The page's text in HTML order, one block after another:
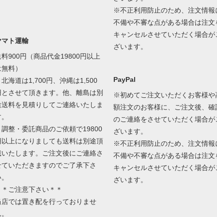
マト運輸
料900円（商品代金19800円以上
料）
北海道は1,700円、沖縄は1,500
とさせて頂きます。他、離島は別
送料を見積りしてご連絡いたしま
調整・委託商品のご依頼で19800
以上になりましても送料は別途頂
いたします。ご注文後にご連絡さ
ていただきますのでご了承下さ
ご注意下さい＊＊
店では置き配を行っておりませ
※不正利用防止のため、注文情報
不備や不審な点がある場合は注文
キャンセルさせていただく場合が
ざいます。
PayPal
※初めてご注文いただくお客様や
額注文のお客様に、ご注文後、確
のご連絡をさせていただく場合が
ざいます。
※不正利用防止のため、注文情報
不備や不審な点がある場合は注文
キャンセルさせていただく場合が
ざいます。